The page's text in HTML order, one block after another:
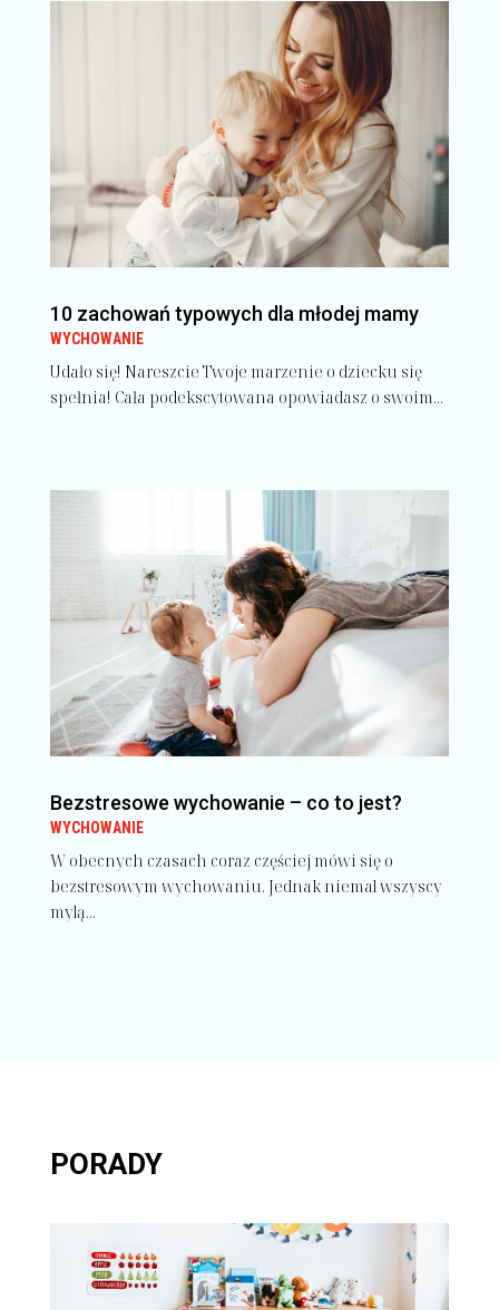
10 zachowań typowych dla młodej mamy
WYCHOWANIE
Udało się! Nareszcie Twoje marzenie o dziecku się
spełnia! Cała podekscytowana opowiadasz o swoim...
Bezstresowe wychowanie – co to jest?
WYCHOWANIE
W obecnych czasach coraz częściej mówi się o
bezstresowym wychowaniu. Jednak niemal wszyscy
mylą...
PORADY